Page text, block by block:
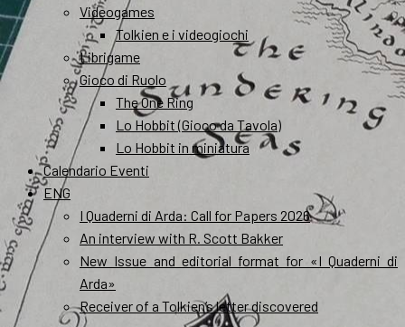
Videogames
Tolkien e i videogiochi
Librigame
Gioco di Ruolo
The One Ring
Lo Hobbit (Gioco da Tavola)
Lo Hobbit in miniatura
Calendario Eventi
ENG
I Quaderni di Arda: Call for Papers 2026
An interview with R. Scott Bakker
New Issue and editorial format for «I Quaderni di
Arda»
Receiver of a Tolkien’s letter discovered